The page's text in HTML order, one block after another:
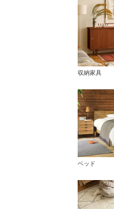
収納家具
ベッド